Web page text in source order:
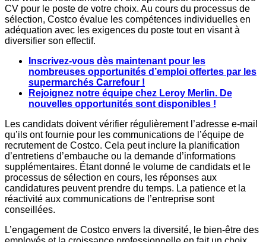
CV pour le poste de votre choix. Au cours du processus de
sélection, Costco évalue les compétences individuelles en
adéquation avec les exigences du poste tout en visant à
diversifier son effectif.
Inscrivez-vous dès maintenant pour les
nombreuses opportunités d’emploi offertes par les
supermarchés Carrefour !
Rejoignez notre équipe chez Leroy Merlin. De
nouvelles opportunités sont disponibles !
Les candidats doivent vérifier régulièrement l’adresse e-mail
qu’ils ont fournie pour les communications de l’équipe de
recrutement de Costco. Cela peut inclure la planification
d’entretiens d’embauche ou la demande d’informations
supplémentaires. Étant donné le volume de candidats et le
processus de sélection en cours, les réponses aux
candidatures peuvent prendre du temps. La patience et la
réactivité aux communications de l’entreprise sont
conseillées.
L’engagement de Costco envers la diversité, le bien-être des